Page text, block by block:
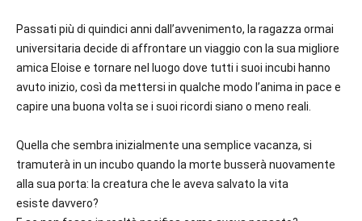
Passati più di quindici anni dall’avvenimento, la ragazza ormai
universitaria decide di affrontare un viaggio con la sua migliore
amica Eloise e tornare nel luogo dove tutti i suoi incubi hanno
avuto inizio, così da mettersi in qualche modo l’anima in pace e
capire una buona volta se i suoi ricordi siano o meno reali.
Quella che sembra inizialmente una semplice vacanza, si
tramuterà in un incubo quando la morte busserà nuovamente
alla sua porta: la creatura che le aveva salvato la vita
esiste davvero?